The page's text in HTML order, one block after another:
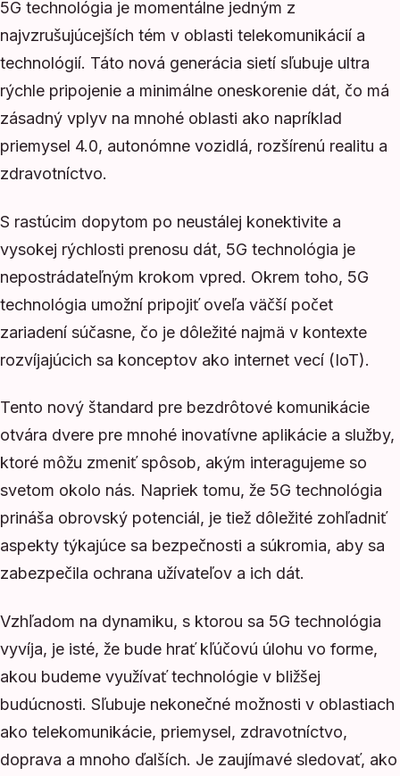
5G technológia je momentálne jedným z
najvzrušujúcejších tém v oblasti telekomunikácií a
technológií. Táto nová generácia sietí sľubuje ultra
rýchle pripojenie a minimálne oneskorenie dát, čo má
zásadný vplyv na mnohé oblasti ako napríklad
priemysel 4.0, autonómne vozidlá, rozšírenú realitu a
zdravotníctvo.
S rastúcim dopytom po neustálej konektivite a
vysokej rýchlosti prenosu dát, 5G technológia je
nepostrádateľným krokom vpred. Okrem toho, 5G
technológia umožní pripojiť oveľa väčší počet
zariadení súčasne, čo je dôležité najmä v kontexte
rozvíjajúcich sa konceptov ako internet vecí (IoT).
Tento nový štandard pre bezdrôtové komunikácie
otvára dvere pre mnohé inovatívne aplikácie a služby,
ktoré môžu zmeniť spôsob, akým interagujeme so
svetom okolo nás. Napriek tomu, že 5G technológia
prináša obrovský potenciál, je tiež dôležité zohľadniť
aspekty týkajúce sa bezpečnosti a súkromia, aby sa
zabezpečila ochrana užívateľov a ich dát.
Vzhľadom na dynamiku, s ktorou sa 5G technológia
vyvíja, je isté, že bude hrať kľúčovú úlohu vo forme,
akou budeme využívať technológie v bližšej
budúcnosti. Sľubuje nekonečné možnosti v oblastiach
ako telekomunikácie, priemysel, zdravotníctvo,
doprava a mnoho ďalších. Je zaujímavé sledovať, ako